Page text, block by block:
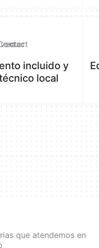
incluido y
local
que atendemos en